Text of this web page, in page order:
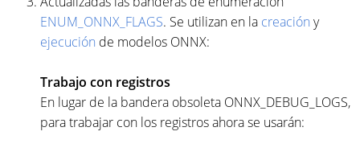
ENUM_ONNX_FLAGS. Se utilizan en la creación y
ejecución de modelos ONNX:
Trabajo con registros
En lugar de la bandera obsoleta ONNX_DEBUG_LOGS,
para trabajar con los registros ahora se usarán: